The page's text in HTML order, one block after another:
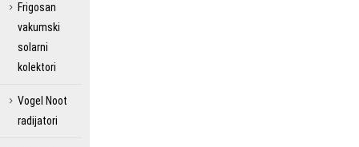
Frigosan
vakumski
solarni
kolektori
Vogel Noot
radijatori